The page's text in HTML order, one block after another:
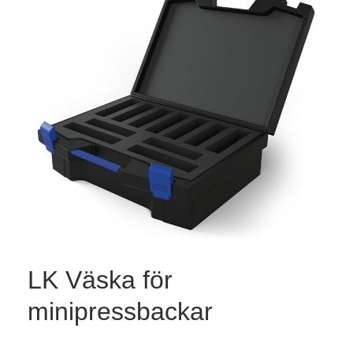
LK Väska för
minipressbackar